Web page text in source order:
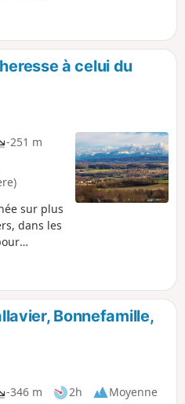
et beaucoup
très
à celui du
-251 m
sur plus
dans les
Bonnefamille,
-346 m 2h
Moyenne